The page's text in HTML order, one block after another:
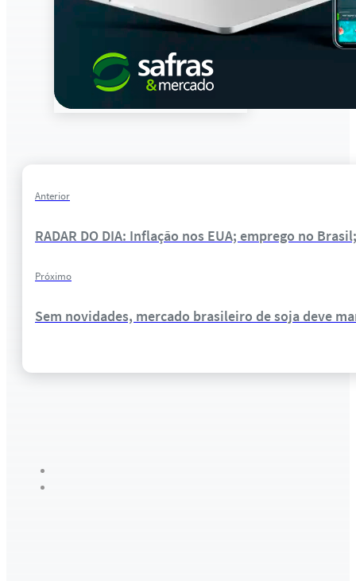
Anterior
RADAR DO DIA: Inflação nos EUA; emprego no
Próximo
Sem novidades, mercado brasileiro de soja deve